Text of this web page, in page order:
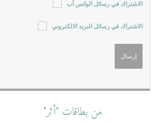
الاشتراك في رسائل الواتس أب
الاشتراك في رسائل البريد الالكتروني
من بطاقات "أثر"